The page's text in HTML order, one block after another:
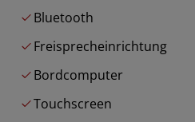
Bluetooth
Freisprecheinrichtung
Bordcomputer
Touchscreen